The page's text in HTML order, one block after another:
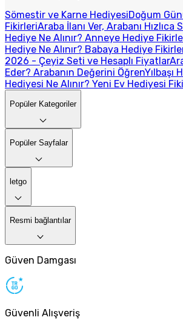
Sömestir ve Karne HediyesiDoğum
FikirleriAraba İlanı Ver, Arabanı Hızlıca
Hediye Ne Alınır? Anneye Hediye
Hediye Ne Alınır? Babaya Hediye
2026 - Çeyiz Seti ve Hesaplı Fiyatlar
Eder? Arabanın Değerini ÖğrenYılbaşı
Hediyesi Ne Alınır? Yeni Ev Hediyesi
Popüler Kategoriler
Popüler Sayfalar
letgo
Resmi bağlantılar
Güven Damgası
Güvenli Alışveriş